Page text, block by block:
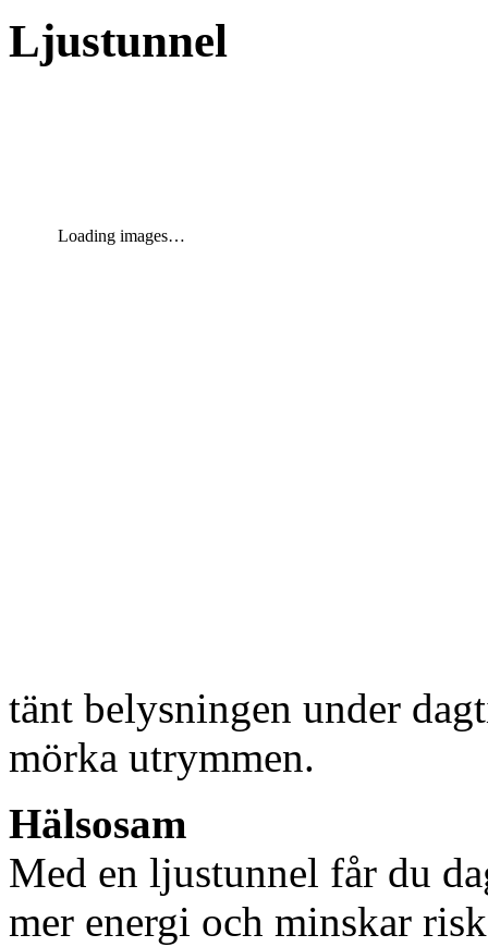
Ljustunnel
Loading images…
tänt belysningen under
mörka utrymmen.
Hälsosam
Med en ljustunnel får du
mer energi och minskar